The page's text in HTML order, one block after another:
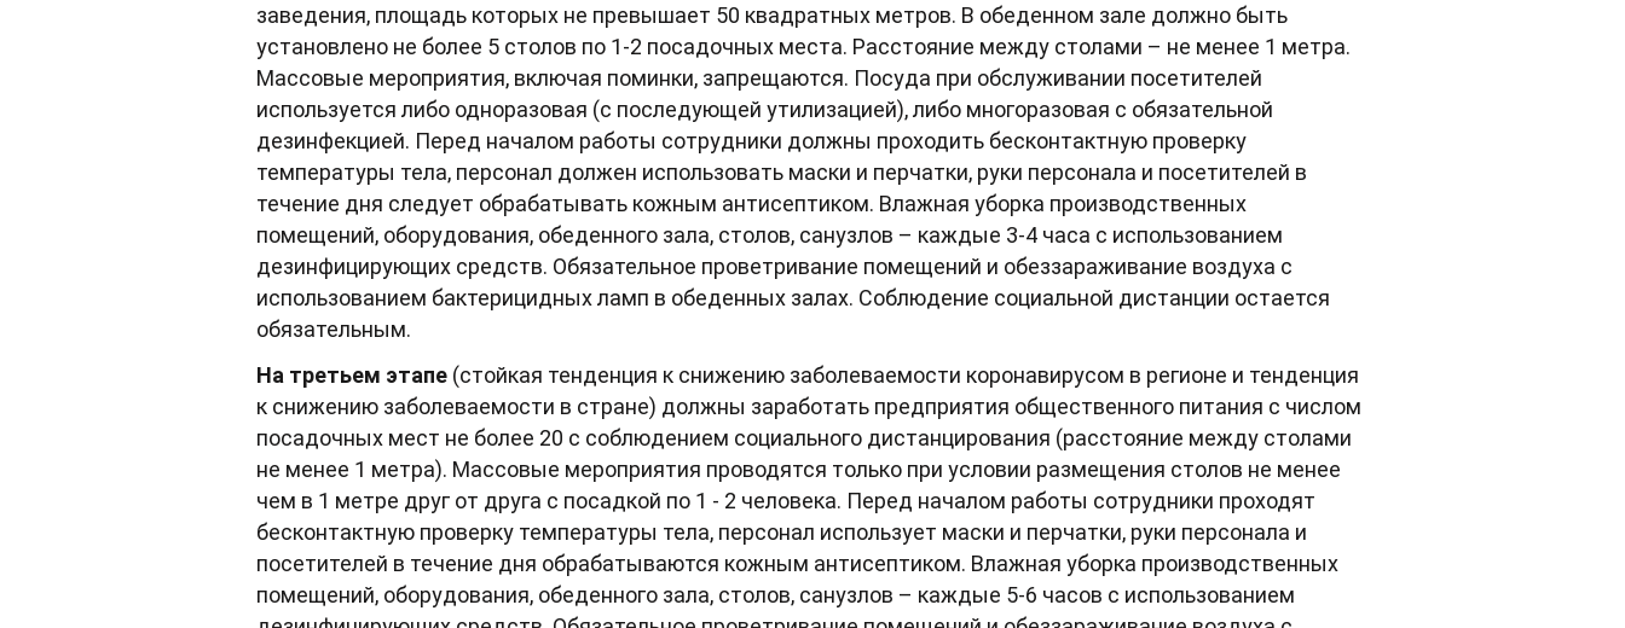
заведения, площадь которых не превышает 50 квадратных метров. В обеденном зале должно быть
установлено не более 5 столов по 1-2 посадочных места. Расстояние между столами – не менее 1 метра.
Массовые мероприятия, включая поминки, запрещаются. Посуда при обслуживании посетителей
используется либо одноразовая (с последующей утилизацией), либо многоразовая с обязательной
дезинфекцией. Перед началом работы сотрудники должны проходить бесконтактную проверку
температуры тела, персонал должен использовать маски и перчатки, руки персонала и посетителей в
течение дня следует обрабатывать кожным антисептиком. Влажная уборка производственных
помещений, оборудования, обеденного зала, столов, санузлов – каждые 3-4 часа с использованием
дезинфицирующих средств. Обязательное проветривание помещений и обеззараживание воздуха с
использованием бактерицидных ламп в обеденных залах. Соблюдение социальной дистанции остается
обязательным.
На третьем этапе (стойкая тенденция к снижению заболеваемости коронавирусом в регионе и тенденция
к снижению заболеваемости в стране) должны заработать предприятия общественного питания с числом
посадочных мест не более 20 с соблюдением социального дистанцирования (расстояние между столами
не менее 1 метра). Массовые мероприятия проводятся только при условии размещения столов не менее
чем в 1 метре друг от друга с посадкой по 1 - 2 человека. Перед началом работы сотрудники проходят
бесконтактную проверку температуры тела, персонал использует маски и перчатки, руки персонала и
посетителей в течение дня обрабатываются кожным антисептиком. Влажная уборка производственных
помещений, оборудования, обеденного зала, столов, санузлов – каждые 5-6 часов с использованием